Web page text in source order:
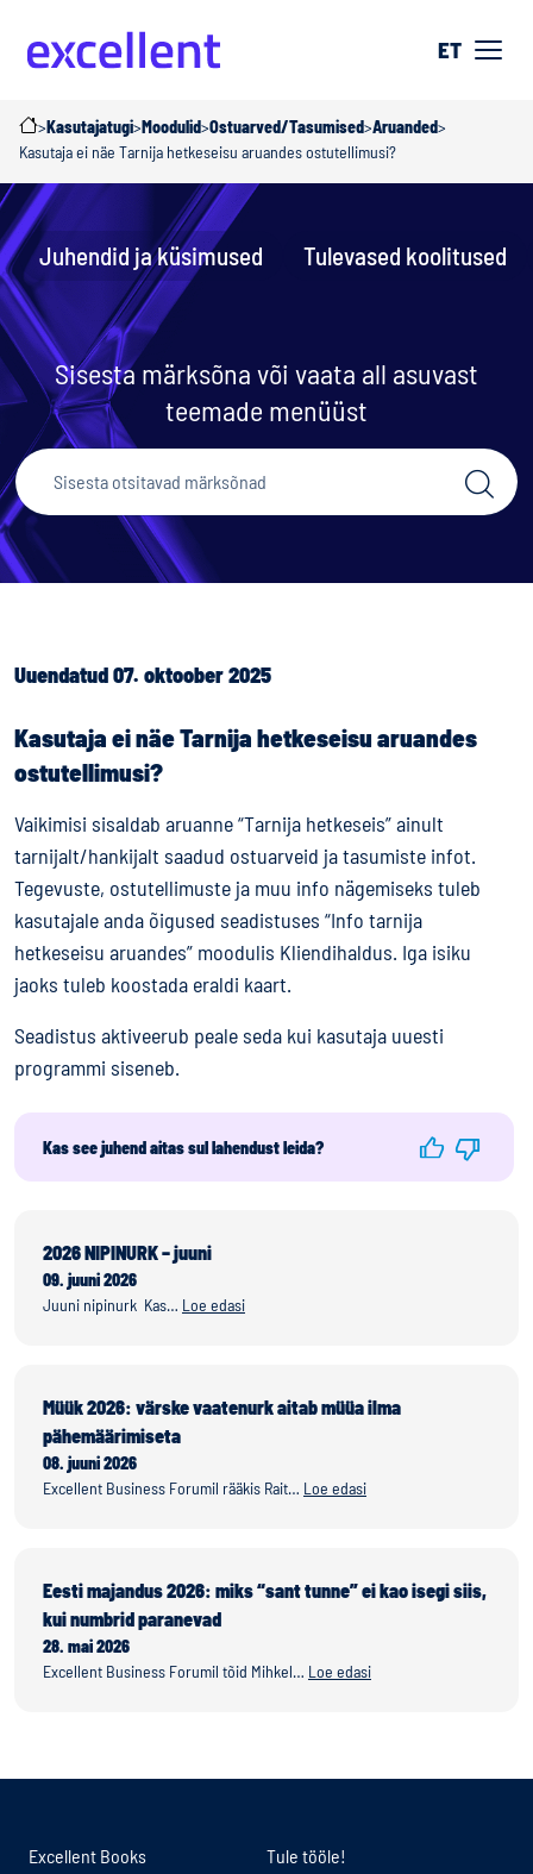
ET
>Kasutajatugi>Moodulid>Ostuarved/Tasumised>Aruanded>
Kasutaja ei näe Tarnija hetkeseisu aruandes ostutellimusi?
Juhendid ja küsimused Tulevased koolitused
Sisesta märksõna või vaata all asuvast
teemade menüüst
Uuendatud 07. oktoober 2025
Kasutaja ei näe Tarnija hetkeseisu aruandes
ostutellimusi?
Vaikimisi sisaldab aruanne “Tarnija hetkeseis” ainult
tarnijalt/hankijalt saadud ostuarveid ja tasumiste infot.
Tegevuste, ostutellimuste ja muu info nägemiseks tuleb
kasutajale anda õigused seadistuses “Info tarnija
hetkeseisu aruandes” moodulis Kliendihaldus. Iga isiku
jaoks tuleb koostada eraldi kaart.
Seadistus aktiveerub peale seda kui kasutaja uuesti
programmi siseneb.
Kas see juhend aitas sul lahendust leida?
2026 NIPINURK – juuni
09. juuni 2026
Juuni nipinurk Kas… Loe edasi
Müük 2026: värske vaatenurk aitab müüa ilma
pähemäärimiseta
08. juuni 2026
Excellent Business Forumil rääkis Rait… Loe edasi
Eesti majandus 2026: miks “sant tunne” ei kao isegi siis,
kui numbrid paranevad
28. mai 2026
Excellent Business Forumil tõid Mihkel… Loe edasi
Excellent Books
Tule tööle!